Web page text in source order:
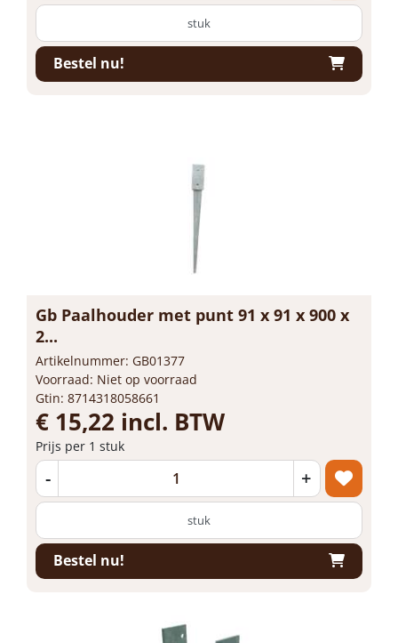
stuk
Bestel nu!
Gb Paalhouder met punt 91 x 91 x 900 x
2...
Artikelnummer: GB01377
Voorraad: Niet op voorraad
Gtin: 8714318058661
€ 15,22 incl. BTW
Prijs per 1 stuk
- +
stuk
Bestel nu!